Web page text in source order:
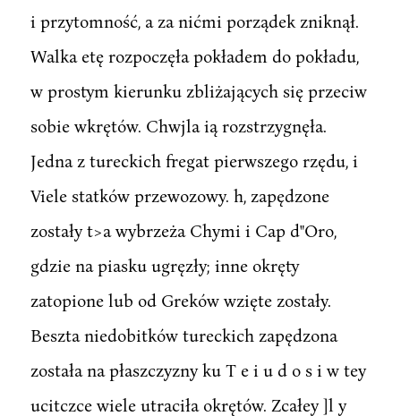
i przytomność, a za nićmi porządek zniknął.
Walka etę rozpoczęła pokładem do pokładu,
w prostym kierunku zbliżających się przeciw
sobie wkrętów. Chwjla ią rozstrzygnęła.
Jedna z tureckich fregat pierwszego rzędu, i
Viele statków przewozowy. h, zapędzone
zostały t>a wybrzeża Chymi i Cap d"Oro,
gdzie na piasku ugręzły; inne okręty
zatopione lub od Greków wzięte zostały.
Beszta niedobitków tureckich zapędzona
została na płaszczyzny ku T e i u d o s i w tey
ucitczce wiele utraciła okrętów. Zcałey ]l y